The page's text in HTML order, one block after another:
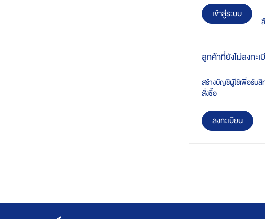
เข้าสู่ระบบ
ลูกค้าที่ยังไม่ลงทะเ
สร้างบัญชีผู้ใช้เพื่อรับสิ
สั่งซื้อ
ลงทะเบียน